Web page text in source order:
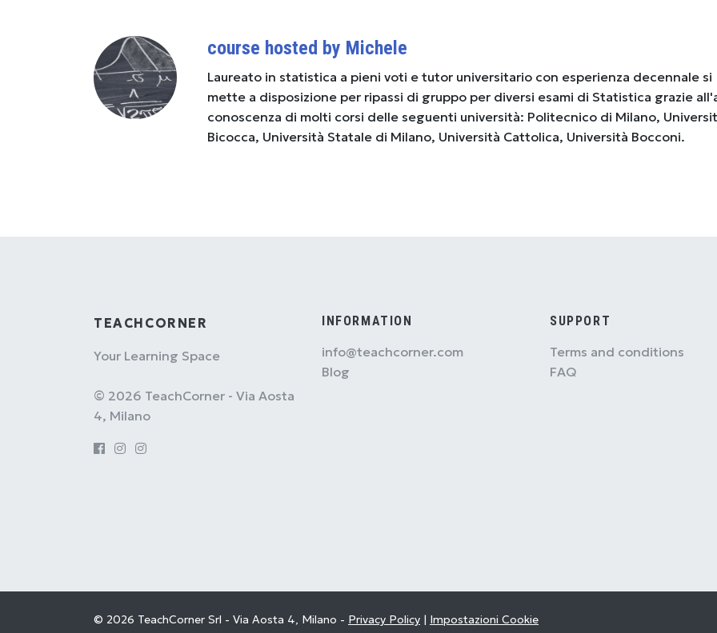
course hosted by Michele
Laureato in statistica a pieni voti e tutor universitario con esperienza decennale si
mette a disposizione per ripassi di gruppo per diversi esami di Statistica grazie
conoscenza di molti corsi delle seguenti università: Politecnico di Milano,
Bicocca, Università Statale di Milano, Università Cattolica, Università Bocconi.
TEACHCORNER
Your Learning Space
© 2026 TeachCorner - Via Aosta
4, Milano
INFORMATION
info@teachcorner.com
Blog
SUPPORT
Terms and conditions
FAQ
© 2026 TeachCorner Srl - Via Aosta 4, Milano - Privacy Policy | Impostazioni Cookie